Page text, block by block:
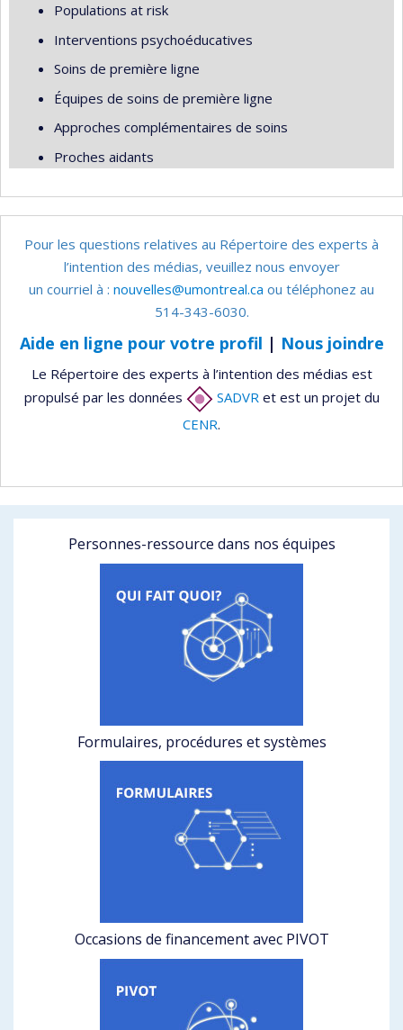
Populations at risk
Interventions psychoéducatives
Soins de première ligne
Équipes de soins de première ligne
Approches complémentaires de soins
Proches aidants
Pour les questions relatives au Répertoire des experts à
l’intention des médias, veuillez nous envoyer
un courriel à : nouvelles@umontreal.ca ou téléphonez au
514-343-6030.
Aide en ligne pour votre profil | Nous joindre
Le Répertoire des experts à l’intention des médias est
propulsé par les données
SADVRet est un projet du
CENR.
Personnes-ressource dans nos équipes
Formulaires, procédures et systèmes
Occasions de financement avec PIVOT